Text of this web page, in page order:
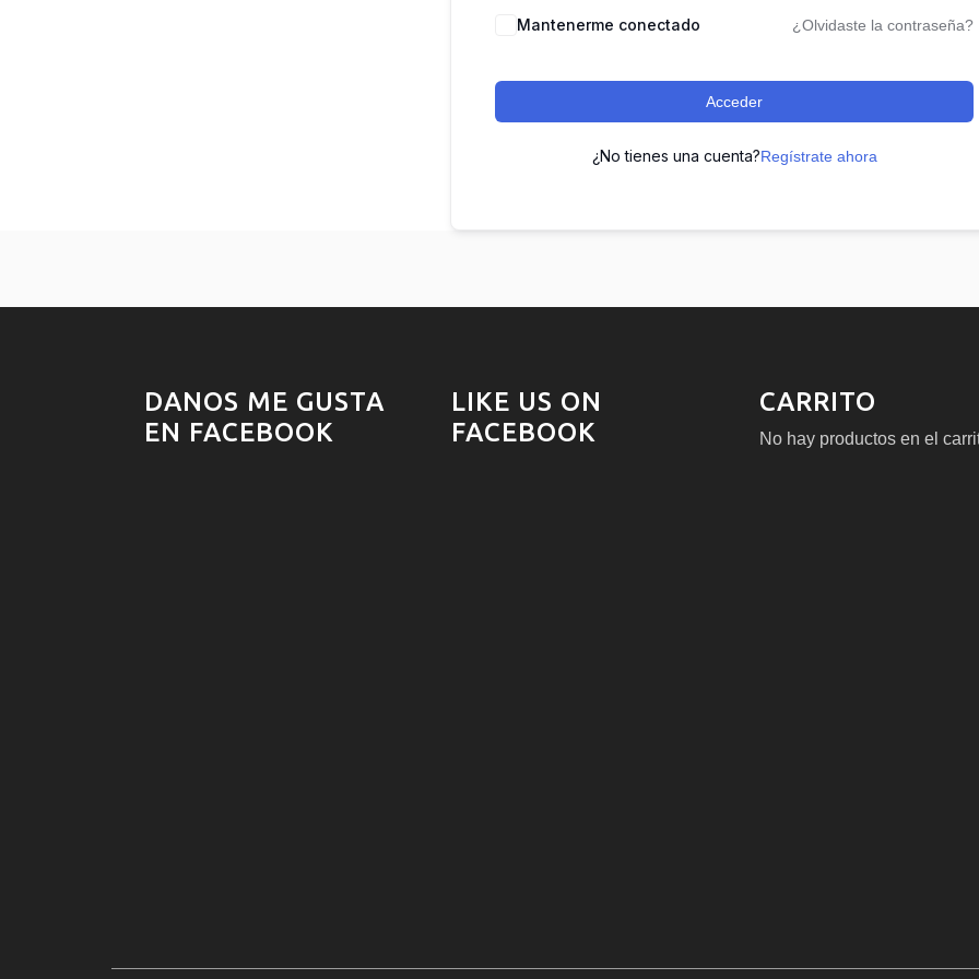
Mantenerme conectado ¿Olvidaste la contraseña?
Acceder
¿No tienes una cuenta?Regístrate ahora
DANOS ME GUSTA
EN FACEBOOK
LIKE US ON
FACEBOOK
CARRITO
No hay productos en el